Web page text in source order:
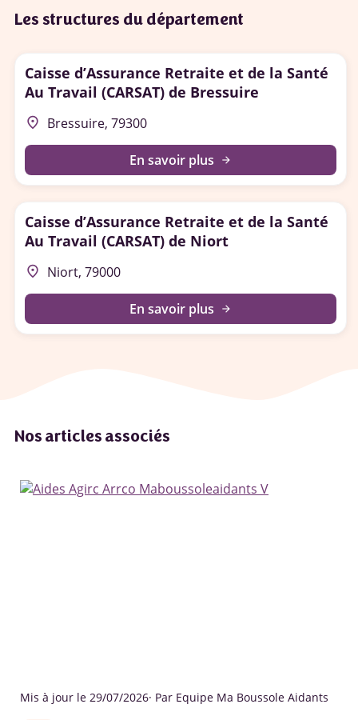
Les structures du département
Caisse d’Assurance Retraite et de la Santé
Au Travail (CARSAT) de Bressuire
place Bressuire, 79300
En savoir plus arrow_forward
Caisse d’Assurance Retraite et de la Santé
Au Travail (CARSAT) de Niort
place Niort, 79000
En savoir plus arrow_forward
Nos articles associés
Mis à jour le 29/07/2026· Par Equipe Ma Boussole Aidants